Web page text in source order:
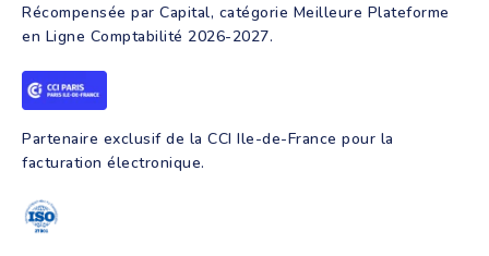
Récompensée par Capital, catégorie Meilleure Plateforme
en Ligne Comptabilité 2026-2027.
Partenaire exclusif de la CCI Ile-de-France pour la
facturation électronique.